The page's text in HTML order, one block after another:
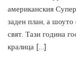
американския
заден план, а
свят. Тази година
кралица […]